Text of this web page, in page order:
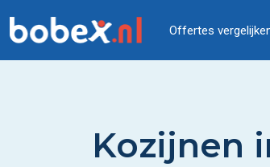
Offertes
Kozijnen